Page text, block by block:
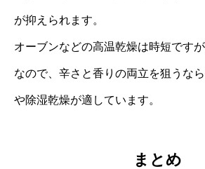
が抑えられます。
オーブンなどの高温乾燥は時短です
なので、辛さと香りの両立を狙うな
や除湿乾燥が適しています。
まとめ